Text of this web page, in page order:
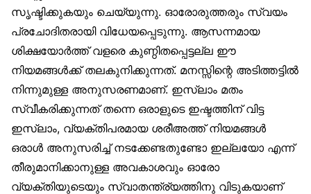
സൃഷ്ടിക്കുകയും ചെയ്യുന്നു. ഓരോരുത്തരും സ്വയം
പ്രചോദിതരായി വിധേയപ്പെടുന്നു. ആസന്നമായ
ശിക്ഷയോർത്ത് വളരെ കുണ്ഠിതപ്പെട്ടല്ല ഈ
നിയമങ്ങൾക്ക് തലകുനിക്കുന്നത്. മനസ്സിന്റെ അടിത്തട്ടിൽ
നിന്നുമുള്ള അനുസരണമാണ്. ഇസ്‌ലാം മതം
സ്വീകരിക്കുന്നത് തന്നെ ഒരാളുടെ ഇഷ്ടത്തിന് വിട്ട
ഇസ്‌ലാം, വ്യക്തിപരമായ ശരീഅത്ത് നിയമങ്ങൾ
ഒരാൾ അനുസരിച്ച് നടക്കേണ്ടതുണ്ടോ ഇല്ലയോ എന്ന്
തീരുമാനിക്കാനുള്ള അവകാശവും ഓരോ
വ്യക്തിയുടെയും സ്വാതന്ത്ര്യത്തിനു വിടുകയാണ്